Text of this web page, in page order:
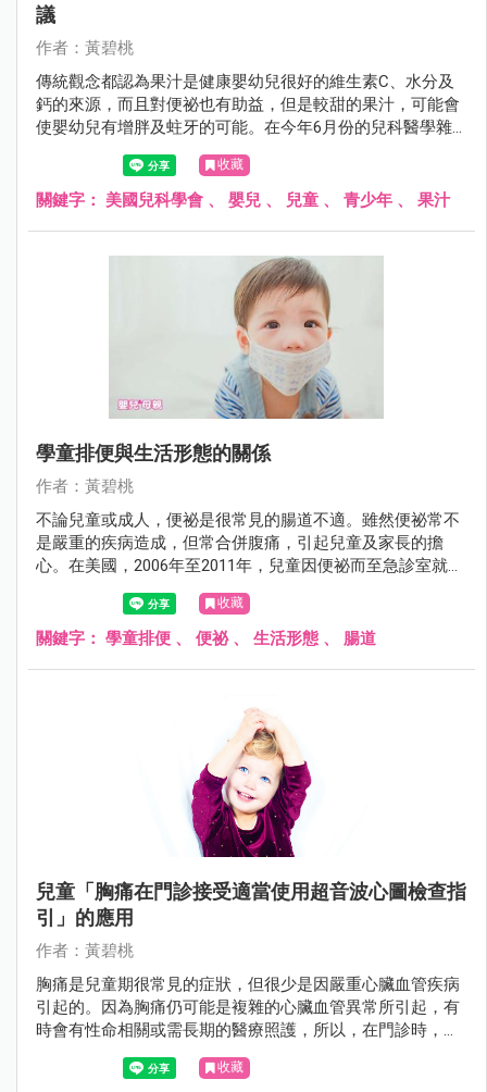
議
作者：黃碧桃
傳統觀念都認為果汁是健康嬰幼兒很好的維生素C、水分及
鈣的來源，而且對便祕也有助益，但是較甜的果汁，可能會
使嬰幼兒有增胖及蛀牙的可能。在今年6月份的兒科醫學雜
誌，美國兒科醫學會提出最新的建議。
收藏
關鍵字： 美國兒科學會 、 嬰兒 、 兒童 、 青少年 、 果汁
學童排便與生活形態的關係
作者：黃碧桃
不論兒童或成人，便祕是很常見的腸道不適。雖然便祕常不
是嚴重的疾病造成，但常合併腹痛，引起兒童及家長的擔
心。在美國，2006年至2011年，兒童因便祕而至急診室就醫
的人數增加了41.5%。約有25%的兒童，其便祕症狀會持續到
20歲。以前認為便祕的可能原因包括基因遺傳、心理壓力、
故意不願排便、纖維食物攝取不足、缺乏運動、較低的社經
收藏
關鍵字： 學童排便 、 便祕、 生活形態 、 腸道
兒童「胸痛在門診接受適當使用超音波心圖檢查指
引」的應用
作者：黃碧桃
胸痛是兒童期很常見的症狀，但很少是因嚴重心臟血管疾病
引起的。因為胸痛仍可能是複雜的心臟血管異常所引起，有
時會有性命相關或需長期的醫療照護，所以，在門診時，兒
童因胸痛來求診，醫師也會做許多檢查，包括心電圖，胸部
X光及超音波心圖等，以探查胸痛的原因。
收藏